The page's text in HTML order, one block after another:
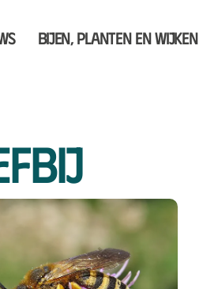
Bijen, planten en wijken